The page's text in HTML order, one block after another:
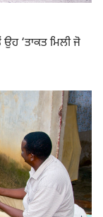
‘ਤਾਕਤ ਮਿਲੀ ਜੋ